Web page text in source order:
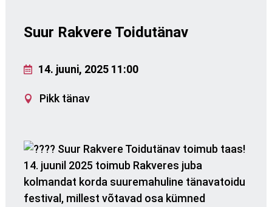
Suur Rakvere Toidutänav
14. juuni, 2025 11:00
Pikk tänav
Suur Rakvere Toidutänav toimub taas!
14. juunil 2025 toimub Rakveres juba
kolmandat korda suuremahuline tänavatoidu
festival, millest võtavad osa kümned